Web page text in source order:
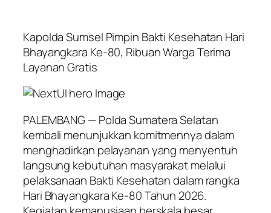
Kapolda Sumsel Pimpin Bakti Kesehatan Hari
Bhayangkara Ke-80, Ribuan Warga Terima
Layanan Gratis
PALEMBANG — Polda Sumatera Selatan
kembali menunjukkan komitmennya dalam
menghadirkan pelayanan yang menyentuh
langsung kebutuhan masyarakat melalui
pelaksanaan Bakti Kesehatan dalam rangka
Hari Bhayangkara Ke-80 Tahun 2026.